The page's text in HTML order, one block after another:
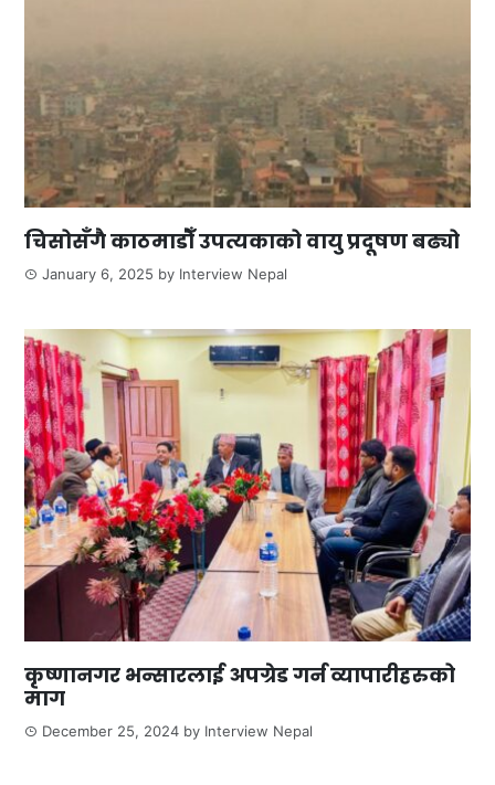
चिसोसँगै काठमाडौँ उपत्यकाको वायु प्रदूषण बढ्यो
January 6, 2025 by Interview Nepal
कृष्णानगर भन्सारलाई अपग्रेड गर्न व्यापारीहरुको
माग
December 25, 2024 by Interview Nepal